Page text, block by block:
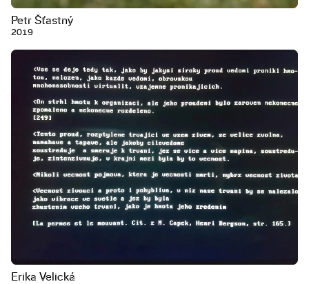
Petr Šťastný
2019
Erika Velická